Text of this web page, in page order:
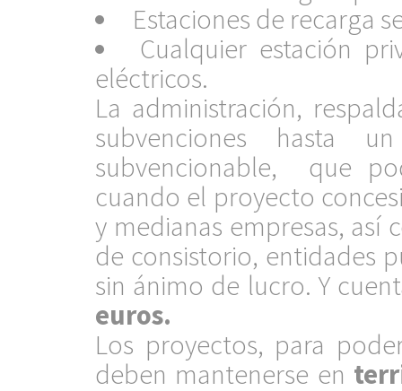
Estaciones de recarga
Cualquier estación
eléctricos.
La administración,
subvenciones hasta
subvencionable, que
cuando el proyecto
y medianas empresas, así
de consistorio, entidades
sin ánimo de lucro. Y
euros.
Los proyectos, para
deben mantenerse en